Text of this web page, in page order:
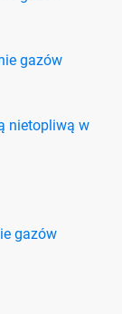
gazów
nietopliwą w
gazów